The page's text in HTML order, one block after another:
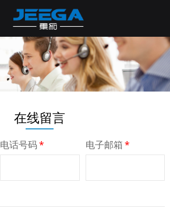
在线留言
电话号码* 电子邮箱*